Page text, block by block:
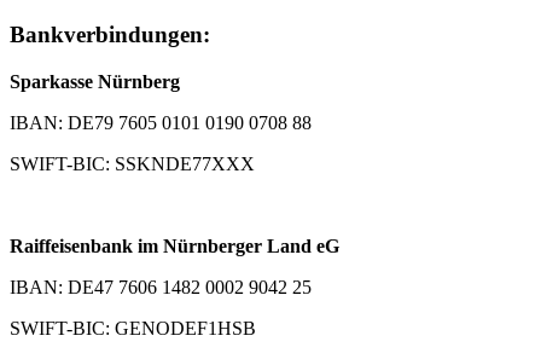
Bankverbindungen:
Sparkasse Nürnberg
IBAN: DE79 7605 0101 0190 0708 88
SWIFT-BIC: SSKNDE77XXX
Raiffeisenbank im Nürnberger Land eG
IBAN: DE47 7606 1482 0002 9042 25
SWIFT-BIC: GENODEF1HSB